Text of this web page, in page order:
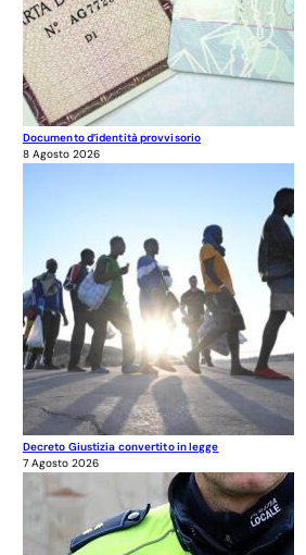
Documento d’identità provvisorio
8 Agosto 2026
Decreto Giustizia convertito in legge
7 Agosto 2026